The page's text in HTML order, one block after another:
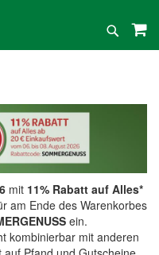
Suche
mit 11% Rabatt auf Alles*
am Ende des Warenkorbes
ein.
kombinierbar mit anderen